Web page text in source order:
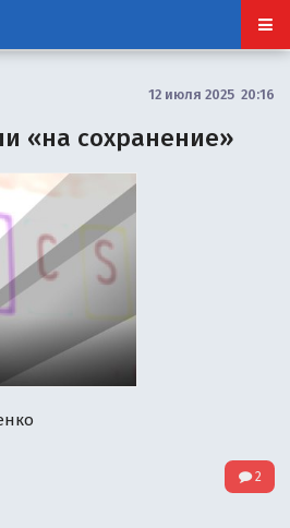
12 июля 2025 20:16
«на сохранение»
2